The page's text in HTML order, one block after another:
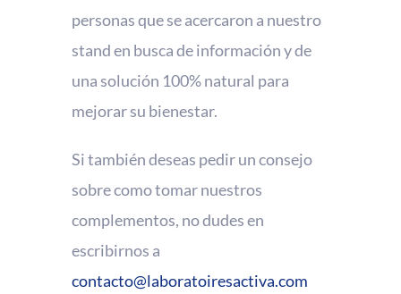
personas que se acercaron a nuestro
stand en busca de información y de
una solución 100% natural para
mejorar su bienestar.
Si también deseas pedir un consejo
sobre como tomar nuestros
complementos, no dudes en
escribirnos a
contacto@laboratoiresactiva.com